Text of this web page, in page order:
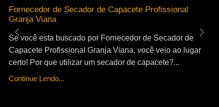
Fornecedor de Secador de Capacete Profissional
Granja Viana
Se você esta buscado por Fornecedor de Secador de
Capacete Profissional Granja Viana, você veio ao lugar
certo! Por que utilizar um secador de capacete?...
Continue Lendo...